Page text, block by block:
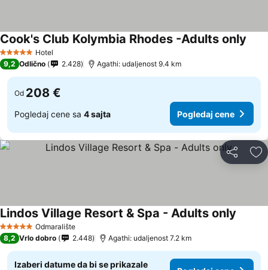
5 ZvezdiceHotel
Cook's Club Kolymbia Rhodes -Adults only
9,2 Odlično 2.428 Agathi: udaljenost 9.4 km
Od 208 €
Pogledaj cene sa 4 sajta Pogledaj cene
Deli
5 ZvezdiceOdmaralište
Lindos Village Resort & Spa - Adults only
8,2 Vrlo dobro 2.448 Agathi: udaljenost 7.2 km
Izaberi datume da bi se prikazale